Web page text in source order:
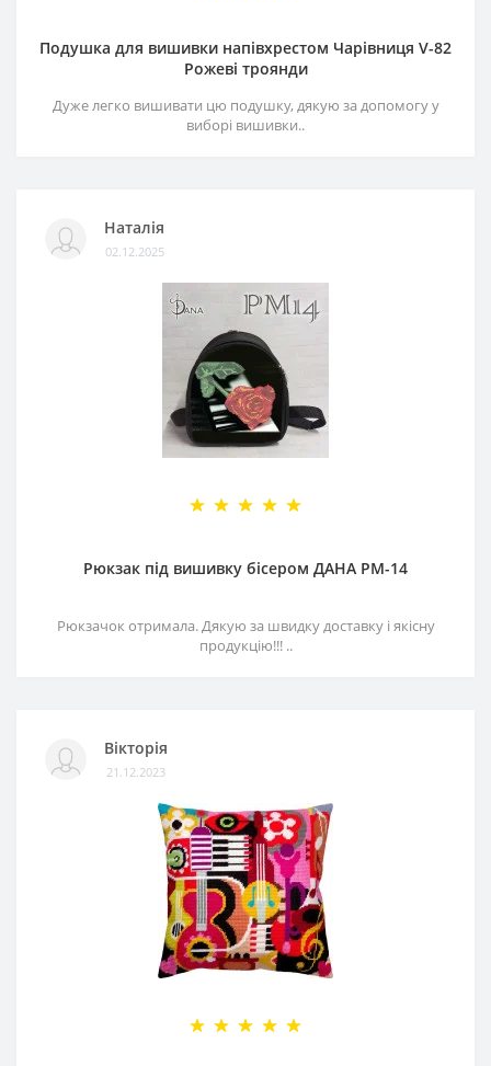
Подушка для вишивки напівхрестом Чарівниця V-82
Рожеві троянди
Дуже легко вишивати цю подушку, дякую за допомогу у
виборі вишивки..
Наталія
02.12.2025
Рюкзак під вишивку бісером ДАНА РМ-14
Рюкзачок отримала. Дякую за швидку доставку і якісну
продукцію!!! ..
Вікторія
21.12.2023